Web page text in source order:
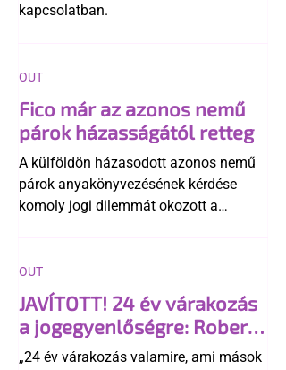
kapcsolatban.
Fico már az azonos nemű
párok házasságától retteg
A külföldön házasodott azonos nemű
párok anyakönyvezésének kérdése
komoly jogi dilemmát okozott a
egyértelműen tiltja a házasságuk
elismerését. Közben az ellenzéken belül
is vita robbant ki arról, hogy vissza
kellene-e vonni a kormány konzervatív
alkotmánymódosítását
OUT
JAVÍTOTT! 24 év várakozás
a jogegyenlőségre: Robert
Biedroń megindító üzenete
„24 év várakozás valamire, ami mások
OUT